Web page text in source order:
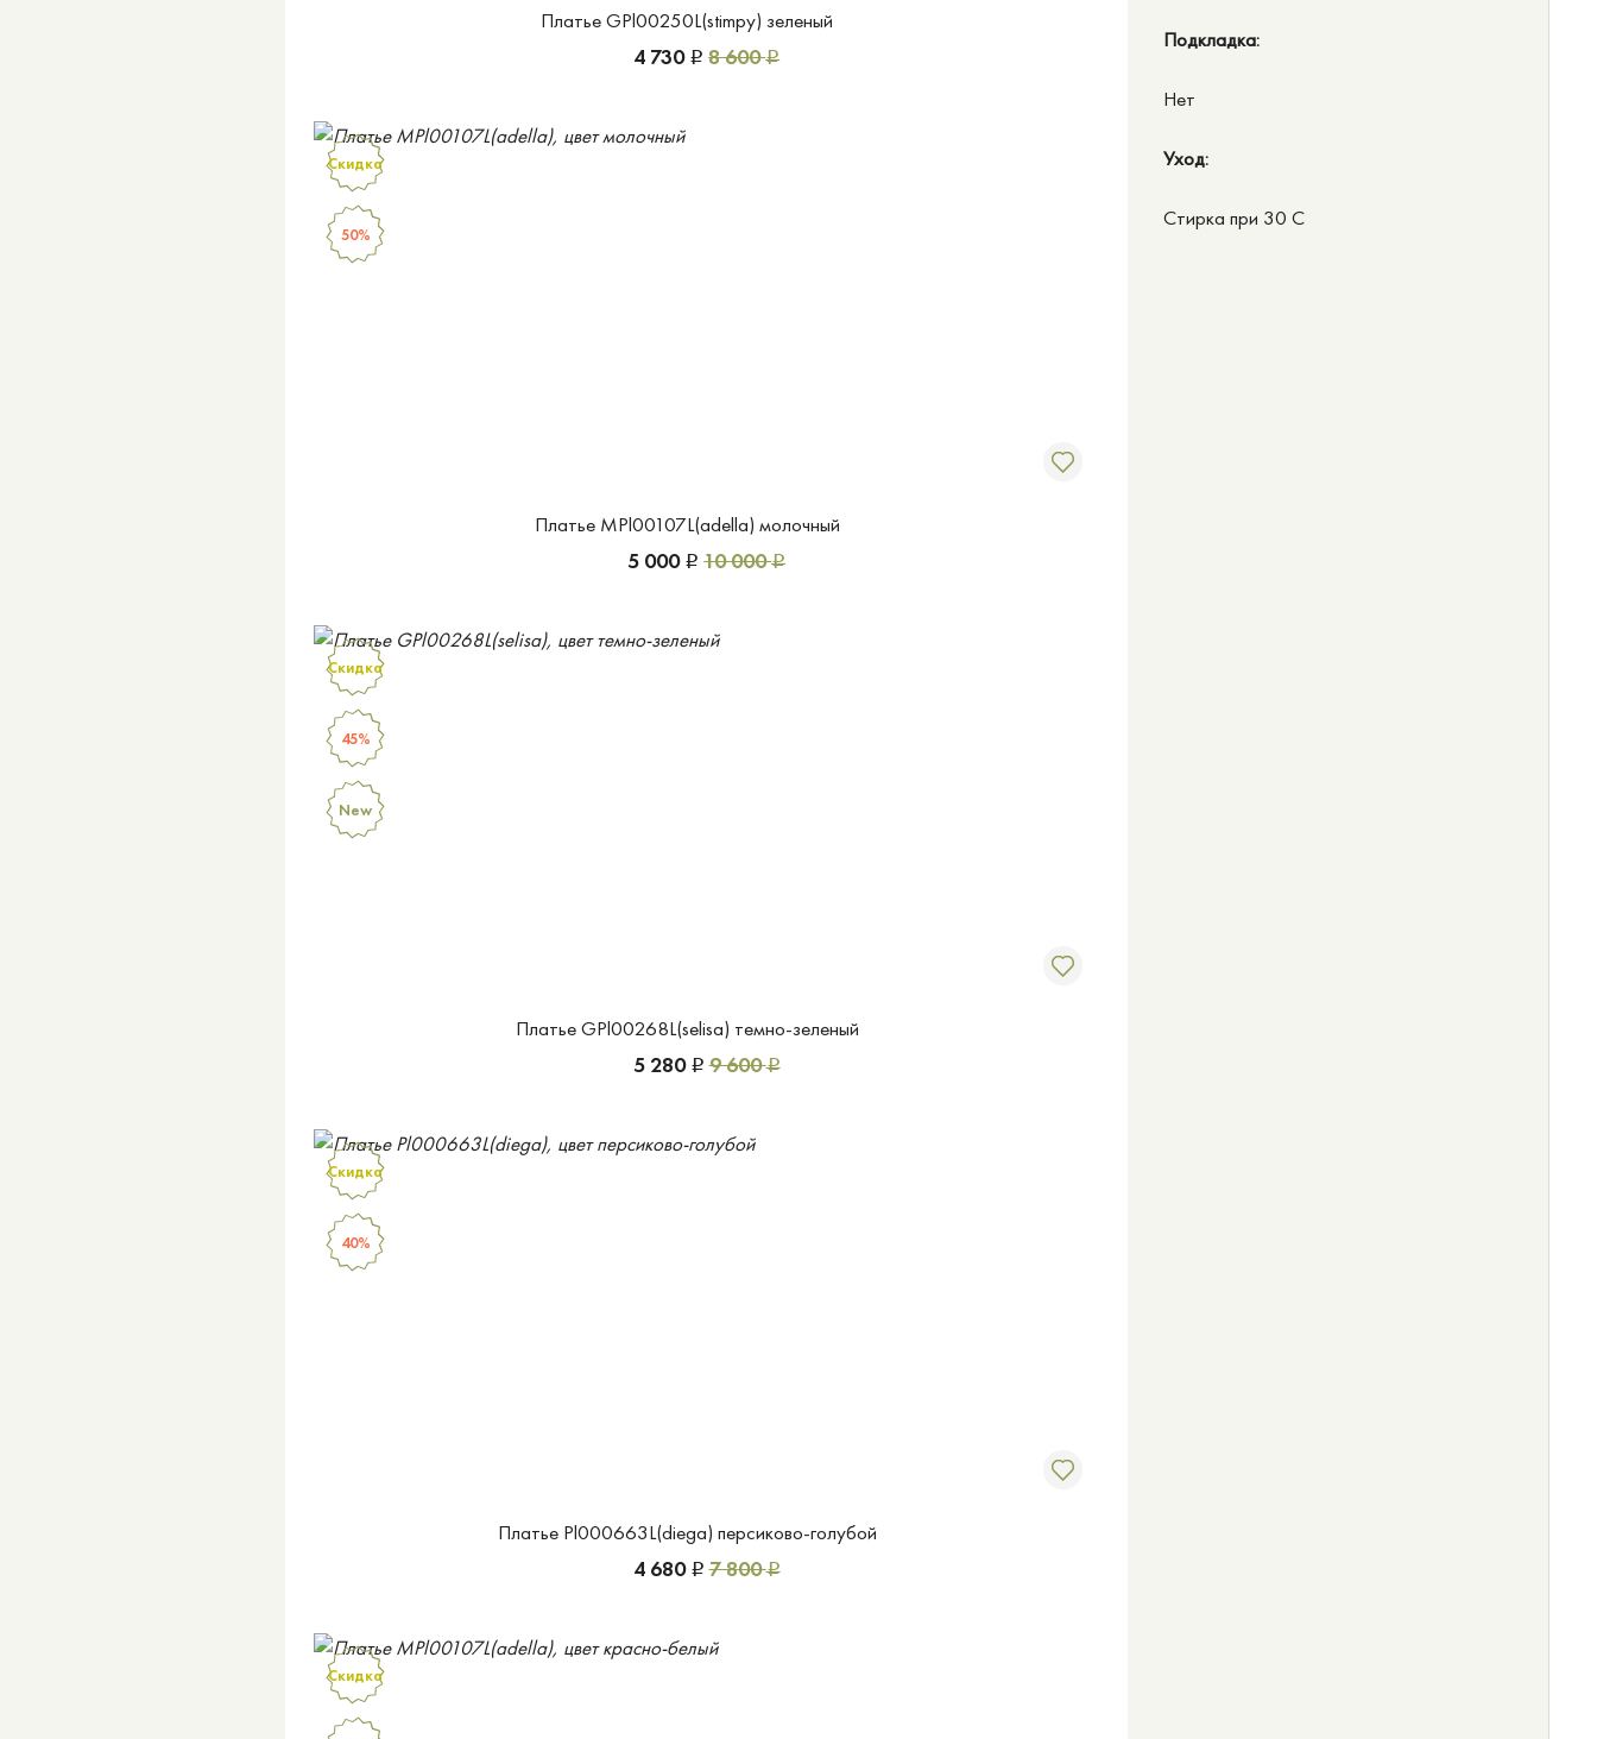
Платье GPl00250L(stimpy) зеленый
4 730 Р 8 600Р
Платье MPl00107L(adella) молочный
5 000 Р 10 000Р
Скидка
50%
Платье GPl00268L(selisa) темно-зеленый
5 280 Р 9 600Р
Скидка
45%
New
Платье Pl000663L(diega) персиково-голубой
4 680 Р 7 800Р
Скидка
40%
Скидка
Подкладка:
Нет
Уход:
Стирка при 30 C